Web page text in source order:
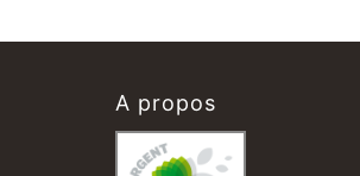
A propos